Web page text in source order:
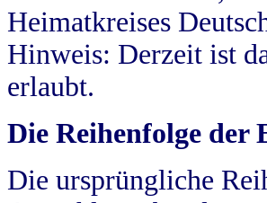
Heimatkreises
Hinweis: Derzeit ist
erlaubt.
Die Reihenfolge der
Die ursprüngliche